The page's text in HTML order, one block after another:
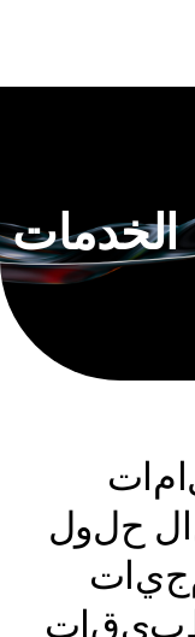
الخدمات
م ت
ل حلول
جي ت
بيق ت